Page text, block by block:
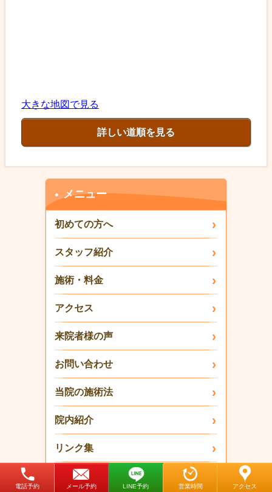
電話予約 メール予約 LINE予約 営業時間 アクセス
大きな地図で見る
詳しい道順を見る
メニュー
初めての方へ
スタッフ紹介
施術・料金
アクセス
来院者様の声
お問い合わせ
当院の施術法
院内紹介
リンク集
鍼灸師求人